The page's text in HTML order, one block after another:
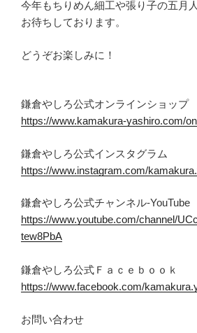
今年もちりめん細工や張り子の五月
お待ちしております。
どうぞお楽しみに！
鎌倉やしろ公式オンラインショップ
https://www.kamakura-yashiro.com/
鎌倉やしろ公式インスタグラム
https://www.instagram.com/
鎌倉やしろ公式チャンネル-YouTube
https://www.youtube.com/channel/
tew8PbA
鎌倉やしろ公式Ｆａｃｅｂｏｏｋ
https://www.facebook.com/
お問い合わせ